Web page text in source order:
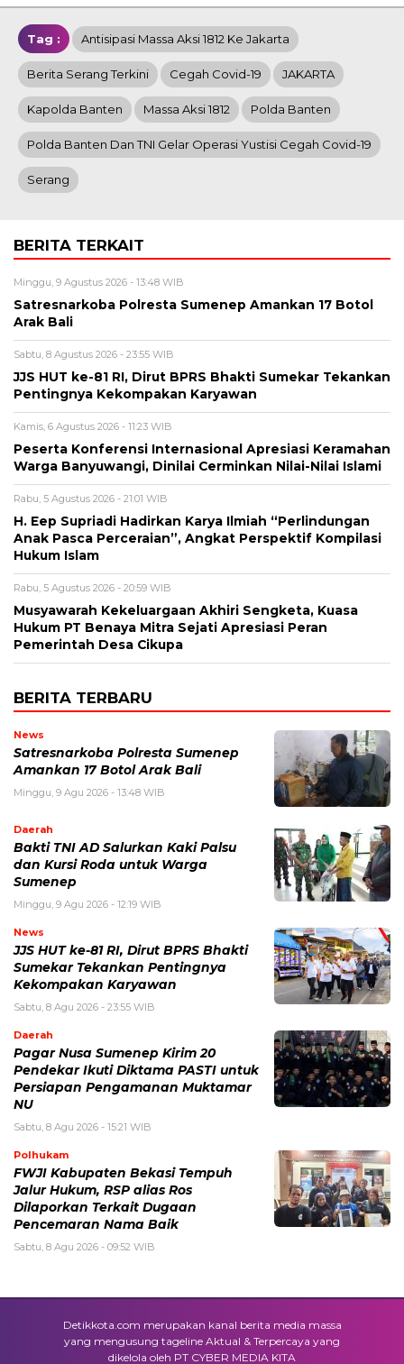
Tag : Antisipasi Massa Aksi 1812 Ke Jakarta
Berita Serang Terkini Cegah Covid-19 JAKARTA
Kapolda Banten Massa Aksi 1812 Polda Banten
Polda Banten Dan TNI Gelar Operasi Yustisi Cegah Covid-19
Serang
BERITA TERKAIT
Minggu, 9 Agustus 2026 - 13:48 WIB
Satresnarkoba Polresta Sumenep Amankan 17 Botol
Arak Bali
Sabtu, 8 Agustus 2026 - 23:55 WIB
JJS HUT ke-81 RI, Dirut BPRS Bhakti Sumekar Tekankan
Pentingnya Kekompakan Karyawan
Kamis, 6 Agustus 2026 - 11:23 WIB
Peserta Konferensi Internasional Apresiasi Keramahan
Warga Banyuwangi, Dinilai Cerminkan Nilai-Nilai Islami
Rabu, 5 Agustus 2026 - 21:01 WIB
H. Eep Supriadi Hadirkan Karya Ilmiah “Perlindungan
Anak Pasca Perceraian”, Angkat Perspektif Kompilasi
Hukum Islam
Rabu, 5 Agustus 2026 - 20:59 WIB
Musyawarah Kekeluargaan Akhiri Sengketa, Kuasa
Hukum PT Benaya Mitra Sejati Apresiasi Peran
Pemerintah Desa Cikupa
BERITA TERBARU
News
Satresnarkoba Polresta Sumenep
Amankan 17 Botol Arak Bali
Minggu, 9 Agu 2026 - 13:48 WIB
Daerah
Bakti TNI AD Salurkan Kaki Palsu
dan Kursi Roda untuk Warga
Sumenep
Minggu, 9 Agu 2026 - 12:19 WIB
News
JJS HUT ke-81 RI, Dirut BPRS Bhakti
Sumekar Tekankan Pentingnya
Kekompakan Karyawan
Sabtu, 8 Agu 2026 - 23:55 WIB
Daerah
Pagar Nusa Sumenep Kirim 20
Pendekar Ikuti Diktama PASTI untuk
Persiapan Pengamanan Muktamar
NU
Sabtu, 8 Agu 2026 - 15:21 WIB
Polhukam
FWJI Kabupaten Bekasi Tempuh
Jalur Hukum, RSP alias Ros
Dilaporkan Terkait Dugaan
Pencemaran Nama Baik
Sabtu, 8 Agu 2026 - 09:52 WIB
Detikkota.com merupakan kanal berita media massa
yang mengusung tageline Aktual & Terpercaya yang
dikelola oleh PT CYBER MEDIA KITA